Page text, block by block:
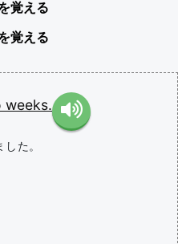
覚える
覚える
weeks.
た。